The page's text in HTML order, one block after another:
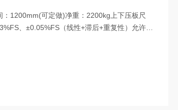
1200mm(可定做)净重：2200kg上下压板尺
、±0.05%FS（线性+滞后+重复性）允许温